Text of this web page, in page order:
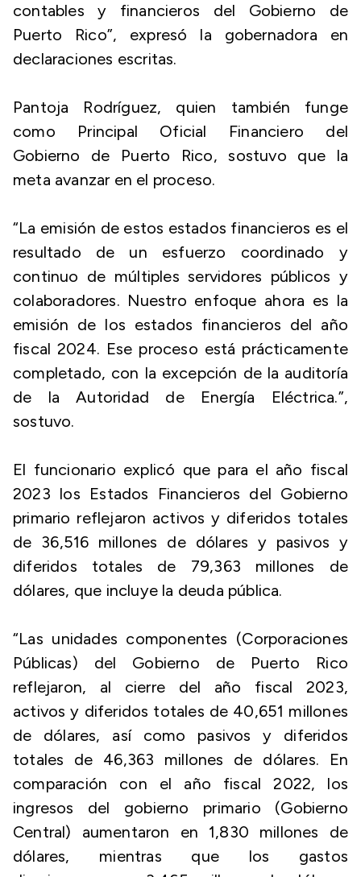
contables y financieros del Gobierno de
Puerto Rico”, expresó la gobernadora en
declaraciones escritas.
Pantoja Rodríguez, quien también funge
como Principal Oficial Financiero del
Gobierno de Puerto Rico, sostuvo que la
meta avanzar en el proceso.
“La emisión de estos estados financieros es el
resultado de un esfuerzo coordinado y
continuo de múltiples servidores públicos y
colaboradores. Nuestro enfoque ahora es la
emisión de los estados financieros del año
fiscal 2024. Ese proceso está prácticamente
completado, con la excepción de la auditoría
de la Autoridad de Energía Eléctrica.”,
sostuvo.
El funcionario explicó que para el año fiscal
2023 los Estados Financieros del Gobierno
primario reflejaron activos y diferidos totales
de 36,516 millones de dólares y pasivos y
diferidos totales de 79,363 millones de
dólares, que incluye la deuda pública.
“Las unidades componentes (Corporaciones
Públicas) del Gobierno de Puerto Rico
reflejaron, al cierre del año fiscal 2023,
activos y diferidos totales de 40,651 millones
de dólares, así como pasivos y diferidos
totales de 46,363 millones de dólares. En
comparación con el año fiscal 2022, los
ingresos del gobierno primario (Gobierno
Central) aumentaron en 1,830 millones de
dólares, mientras que los gastos